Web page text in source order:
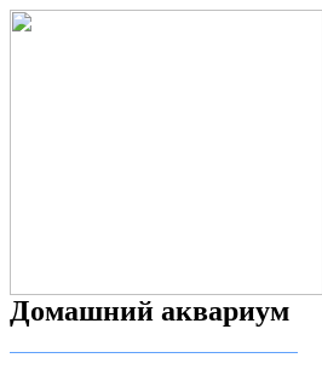
Домашний аквариум